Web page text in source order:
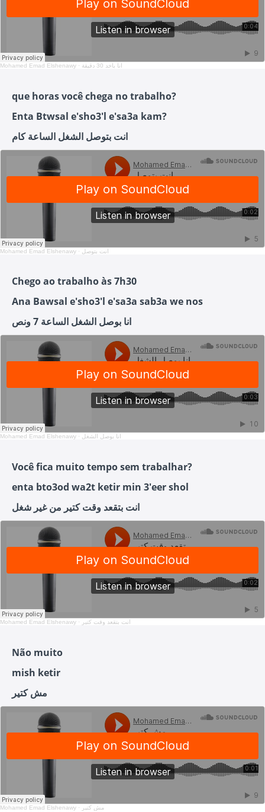
Mohamed Emad Elshenawy · انا باخد 30 دقيقة
que horas você chega no trabalho?
Enta Btwsal e'sho3'l e'sa3a kam?
انت بتوصل الشغل الساعة كام
Mohamed Emad Elshenawy · انت بتوصل
Chego ao trabalho às 7h30
Ana Bawsal e'sho3'l e'sa3a sab3a we nos
انا بوصل الشغل الساعة 7 ونص
Mohamed Emad Elshenawy · انا بوصل الشغل
Você fica muito tempo sem trabalhar?
enta bto3od wa2t ketir min 3'eer shol
انت بتقعد وقت كتير من غير شغل
Mohamed Emad Elshenawy · انت بتقعد وقت كتير
Não muito
mish ketir
مش كتير
Mohamed Emad Elshenawy · مش كتير